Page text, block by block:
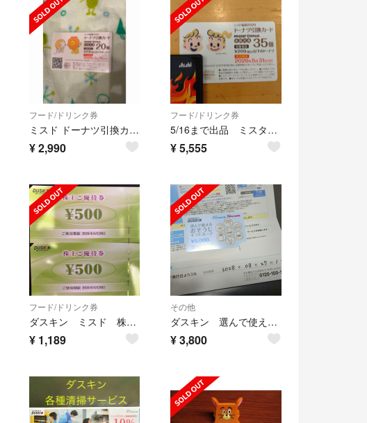
フード/ドリンク券
ミスド ドーナツ引換カード
¥2,990
フード/ドリンク券
5/16まで出品 ミスタードーナツ 2026 ドーナツ引換カード 35個 ⑤
¥5,555
フード/ドリンク券
ダスキン ミスド 株主優待券 1000円
¥ 1,189
その他
ダスキン 選んで使える おそうじ ギフトカード 5000円分
¥3,800